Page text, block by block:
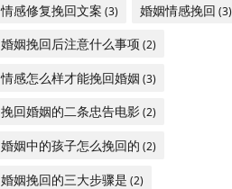
情感修复挽回文案 (3) 婚姻情感挽回 (3)
婚姻挽回后注意什么事项 (2)
情感怎么样才能挽回婚姻 (3)
挽回婚姻的二条忠告电影(2)
婚姻中的孩子怎么挽回的 (2)
婚姻挽回的三大步骤是 (2)